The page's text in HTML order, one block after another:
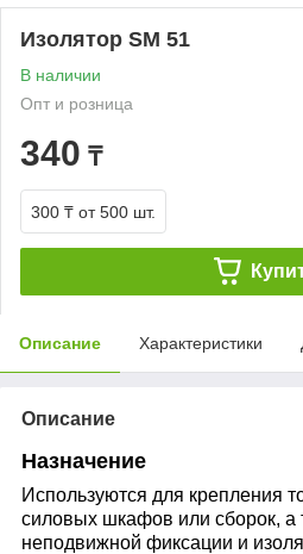
Изолятор SM 51
В наличии
Опт и розница
340 ₸
300 ₸ от 500 шт.
Описание Характеристики
Описание
Назначение
Используются для крепления
силовых шкафов или сборок, а
неподвижной фиксации и